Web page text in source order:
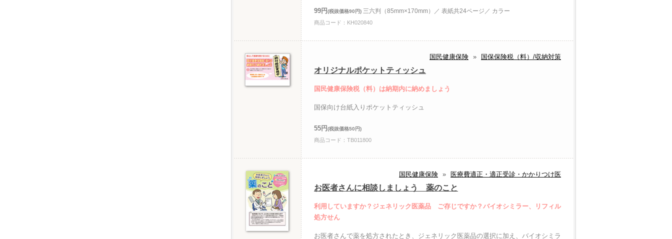
99円(税抜価格90円) 三六判（85mm×170mm）／ 表紙共24ページ／ カラー
商品コード：KH020840
国民健康保険 » 国保保険税（料）/収納対策
オリジナルポケットティッシュ
国民健康保険税（料）は納期内に納めましょう
国保向け台紙入りポケットティッシュ
55円(税抜価格50円)
商品コード：TB011800
国民健康保険 » 医療費適正・適正受診・かかりつけ医
お医者さんに相談しましょう 薬のこと
利用していますか？ジェネリック医薬品 ご存じですか？バイオシミラー、リフィル
処方せん
お医者さんで薬を処方されたとき、ジェネリック医薬品の選択に加え、バイオシミラ